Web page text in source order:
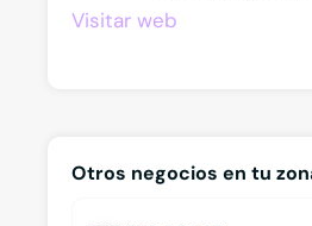
Visitar web
Otros negocios en tu